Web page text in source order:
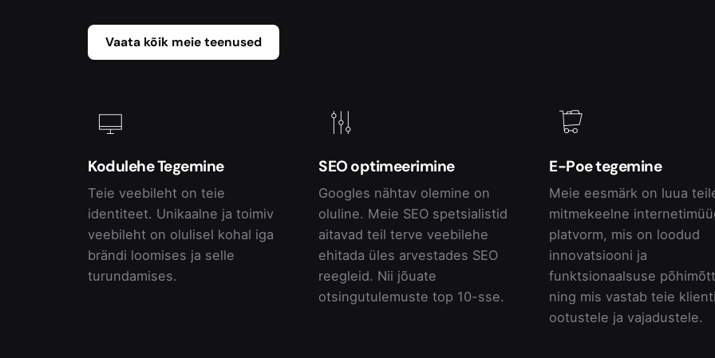
Vaata kõik meie teenused
Kodulehe Tegemine
Teie veebileht on teie
identiteet. Unikaalne ja toimiv
veebileht on olulisel kohal iga
brändi loomises ja selle
turundamises.
SEO optimeerimine
Googles nähtav olemine on
oluline. Meie SEO spetsialistid
aitavad teil terve veebilehe
ehitada üles arvestades SEO
reegleid. Nii jõuate
otsingutulemuste top 10-sse.
E-Poe tegemine
Meie eesmärk on luua
mitmekeelne
platvorm, mis on loodud
innovatsiooni ja
funktsionaalsuse
ning mis vastab teie
ootustele ja vajadustele.